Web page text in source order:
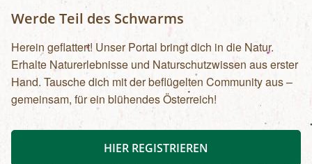
Werde Teil des Schwarms
Herein geflattert! Unser Portal bringt dich in die Natur.
Erhalte Naturerlebnisse und Naturschutzwissen aus erster
Hand. Tausche dich mit der beflügelten Community aus –
gemeinsam, für ein blühendes Österreich!
HIER REGISTRIEREN